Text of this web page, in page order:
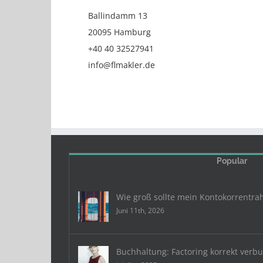
Ballindamm 13
20095 Hamburg
+40 40 32527941
info@flmakler.de
Popular
Wie groß sollte mein
Juni 11th, 2026
Buchhaltung: Factoring korrekt